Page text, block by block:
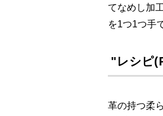
てなめし加
を1つ1つ手
"レシピ
革の持つ柔